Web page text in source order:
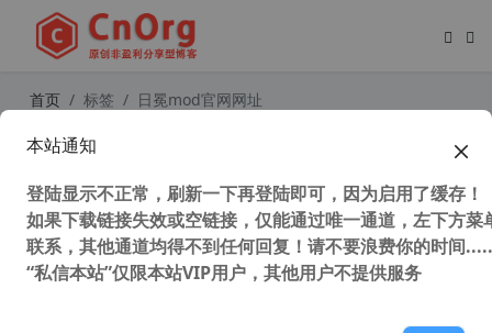
首页 标签 日冕mod官网网址
命令与征服 红色警戒3:日冕MOD 3.5.
本站通知
登陆显示不正常，刷新一下再登陆即可，因为启用了缓存！
如果下载链接失效或空链接，仅能通过唯一通道，左下方菜
联系，其他通道均得不到任何回复！请不要浪费你的时间
“私信本站”仅限本站VIP用户，其他用户不提供服务